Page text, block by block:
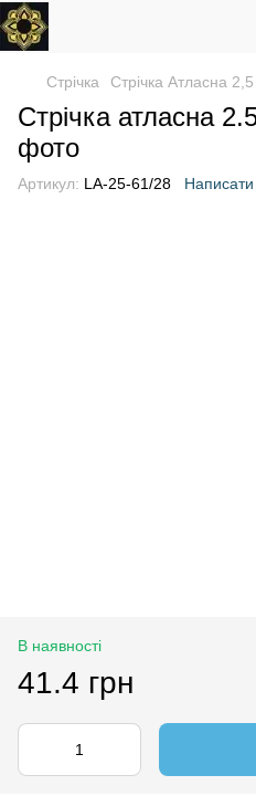
Стрічка Стрічка Атласна
Стрічка атласна
фото
Артикул: LA-25-61/28 Написати
В наявності
41.4 грн